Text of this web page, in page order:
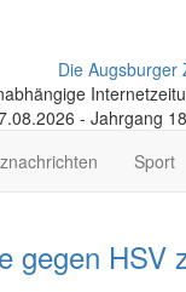
Die Augsburger
- Jahrgang
Sport
gegen HSV